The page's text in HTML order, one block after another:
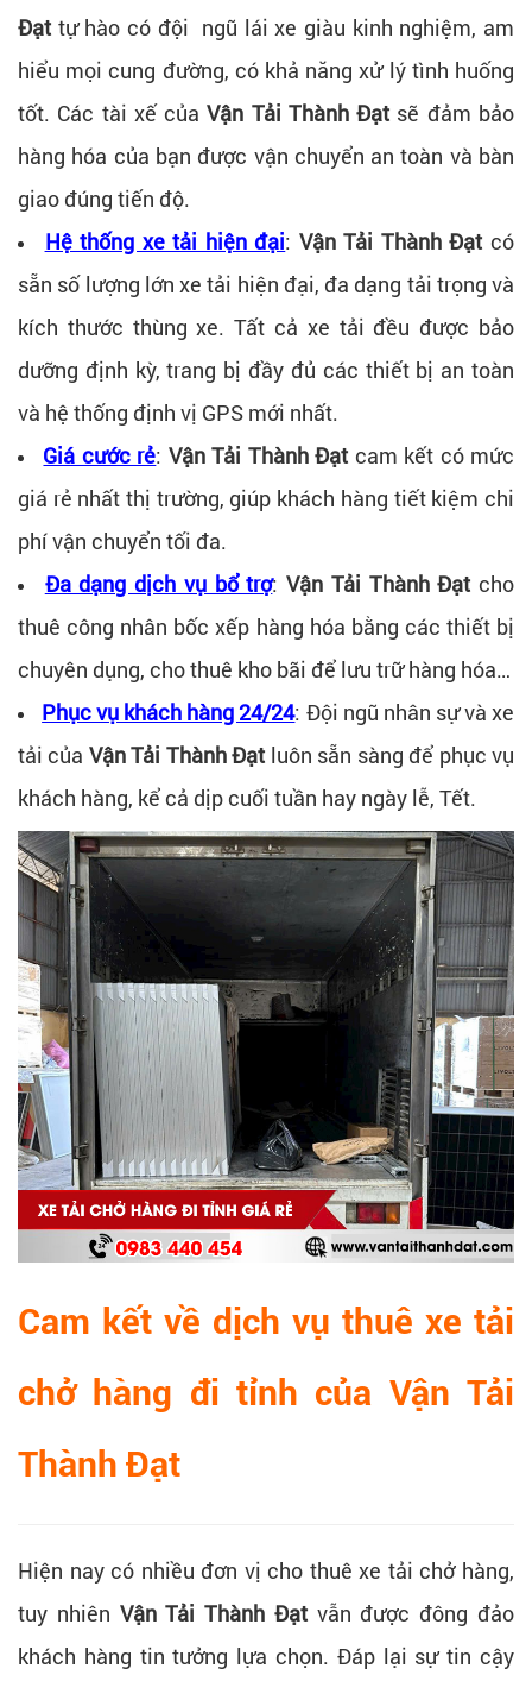
Đạt tự hào có đội ngũ lái xe giàu kinh nghiệm, am
hiểu mọi cung đường, có khả năng xử lý tình huống
tốt. Các tài xế củaVận Tải Thành Đạt sẽ đảm bảo
hàng hóa của bạn được vận chuyển an toàn và bàn
giao đúng tiến độ.
Hệ thống xe tải hiện đại: Vận Tải Thành Đạt có
sẵn số lượng lớn xe tải hiện đại, đa dạng tải trọng và
kích thước thùng xe. Tất cả xe tải đều được bảo
dưỡng định kỳ, trang bị đầy đủ các thiết bị an toàn
và hệ thống định vị GPS mới nhất.
Giá cước rẻ: Vận Tải Thành Đạt cam kết có mức
giá rẻ nhất thị trường, giúp khách hàng tiết kiệm chi
phí vận chuyển tối đa.
Đa dạng dịch vụ bổ trợ:Vận Tải Thành Đạt cho
thuê công nhân bốc xếp hàng hóa bằng các thiết bị
chuyên dụng, cho thuê kho bãi để lưu trữ hàng hóa…
Phục vụ khách hàng 24/24: Đội ngũ nhân sự và xe
tải của Vận Tải Thành Đạt luôn sẵn sàng để phục vụ
khách hàng, kể cả dịp cuối tuần hay ngày lễ, Tết.
Cam kết về dịch vụ thuê xe tải
chở hàng đi tỉnh của Vận Tải
Thành Đạt
Hiện nay có nhiều đơn vị cho thuê xe tải chở hàng,
tuy nhiên Vận Tải Thành Đạtvẫn được đông đảo
khách hàng tin tưởng lựa chọn. Đáp lại sự tin cậy